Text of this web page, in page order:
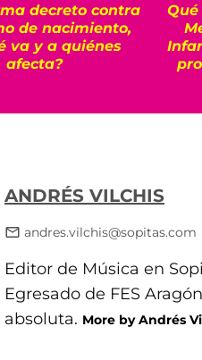
decreto contra
de nacimiento,
va y a quiénes
afecta?
Qué
ANDRÉS VILCHIS
andres.vilchis@sopitas.com
Editor de Música en
Egresado de FES
absoluta. More by Andrés